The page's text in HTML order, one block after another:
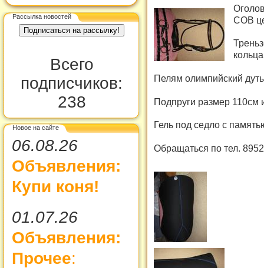
Рассылка новостей
Всего
подписчиков:
238
Новое на сайте
06.08.26
Объявления:
Купи коня!
01.07.26
Объявления:
Прочее:
СОВ
Пелям олимпийский
Подпруги размер 110см
Гель под седло с
Обращаться по тел.